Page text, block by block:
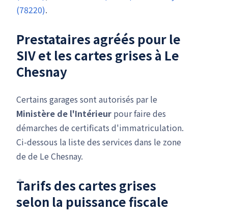
(78220).
Prestataires agréés pour le
SIVet les cartes grises à Le
Chesnay
Certains garages sont autorisés par le
Ministère de l'Intérieur pour faire des
démarches de certificats d'immatriculation.
Ci-dessous la liste des services dans le zone
de de Le Chesnay.
Tarifs des cartes grises
selon la puissance fiscale